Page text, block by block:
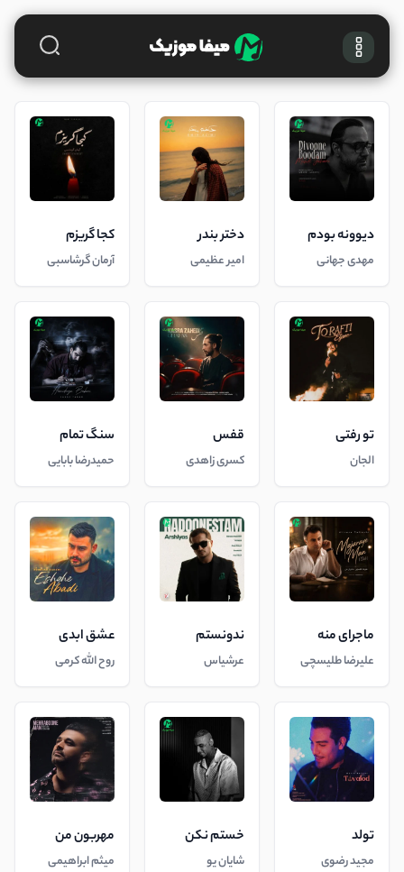
دیوونه بودم
مهدی جهانی
دختر بندر
امیر عظیمی
کجا گریزم
آرمان گرشاسبی
تو رفتی
الجان
قفس
کسری زاهدی
سنگ تمام
حمیدرضا بابایی
ماجرای منه
علیرضا طلیسچی
ندونستم
عرشیاس
عشق ابدی
روح الله کرمی
تولد
مجید رضوی
خستم نکن
شایان یو
مهربون من
میثم ابراهیمی